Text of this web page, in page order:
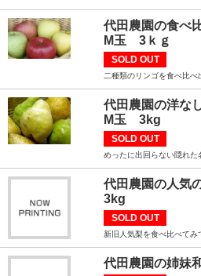
代田農園の食べ
M玉 3ｋｇ
SOLD OUT
二種類のリンゴを食べ比べ
代田農園の洋な
M玉 3kg
SOLD OUT
めったに出回らない隠れた
代田農園の人気
3kg
SOLD OUT
新旧人気梨を食べ比べてみ
代田農園の姉妹